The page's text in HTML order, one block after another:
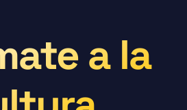
a la